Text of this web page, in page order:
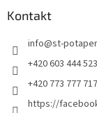
Kontakt
info@st-
+420 603 444 523
+420 773 777 717
https://